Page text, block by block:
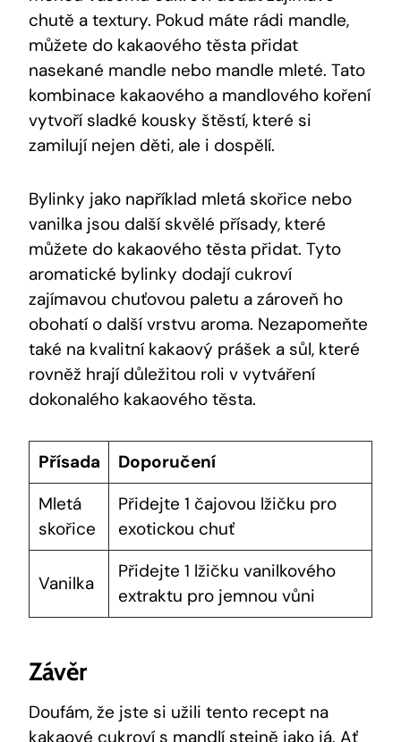
chutě a ​textury.⁢ Pokud máte rádi⁤ mandle,
můžete⁢ do kakaového těsta⁢ přidat
nasekané⁢ mandle nebo mandle mleté. Tato
kombinace kakaového a mandlového koření
⁢vytvoří sladké kousky štěstí, které si
zamilují nejen děti, ale i dospělí.
Bylinky jako například ⁢mletá ⁣skořice nebo
vanilka jsou další‌ skvělé přísady, které
⁣můžete do kakaového‌ těsta přidat. Tyto
aromatické bylinky ⁢dodají cukroví
‌zajímavou chuťovou paletu a zároveň ho
obohatí o další vrstvu aroma. Nezapomeňte
také⁣ na⁤ kvalitní kakaový prášek a sůl, které⁤
rovněž hrají důležitou roli v vytváření​
dokonalého kakaového těsta.
Přísada
Doporučení
Mletá
skořice
Přidejte⁢ 1⁢ čajovou lžičku pro
exotickou chuť
Vanilka
Přidejte 1 lžičku vanilkového
extraktu pro jemnou vůni
Závěr
Doufám, že jste si užili tento ‌recept na
kakaové cukroví s mandlí stejně jako já. Ať